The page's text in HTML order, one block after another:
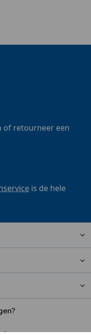
of retourneer een
is de hele